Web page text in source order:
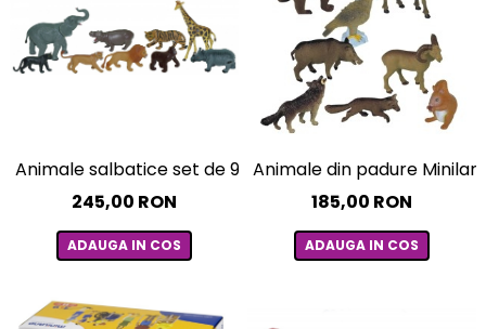
Animale salbatice set de 9 figurine - Miniland
245,00 RON
ADAUGA IN COS
Animale din padure
185,00 RON
ADAUGA IN COS